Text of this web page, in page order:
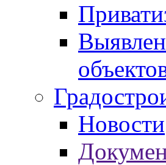
Новости